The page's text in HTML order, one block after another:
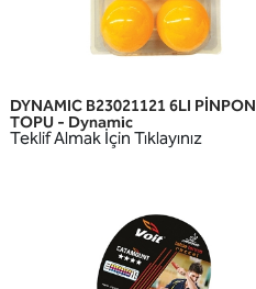
HIZLI GÖRÜNÜM
DYNAMIC B23021121 6LI PİNPON
TOPU - Dynamic
Teklif Almak İçin Tıklayınız